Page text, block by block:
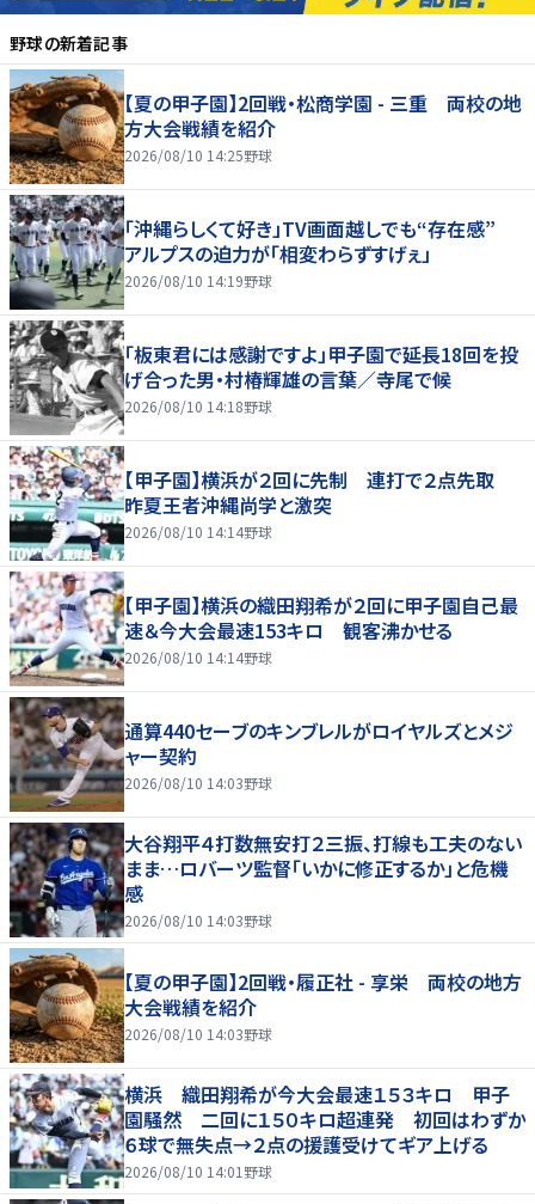
野球の新着記事
【夏の甲子園】2回戦・松商学園 - 三重 両校の地
方大会戦績を紹介
2026/08/10 14:25野球
「沖縄らしくて好き」TV画面越しでも“存在感”
アルプスの迫力が「相変わらずすげぇ」
2026/08/10 14:19野球
「板東君には感謝ですよ」甲子園で延長18回を投
げ合った男・村椿輝雄の言葉／寺尾で候
2026/08/10 14:18野球
【甲子園】横浜が２回に先制 連打で２点先取
昨夏王者沖縄尚学と激突
2026/08/10 14:14野球
【甲子園】横浜の織田翔希が２回に甲子園自己最
速＆今大会最速153キロ 観客沸かせる
2026/08/10 14:14野球
通算440セーブのキンブレルがロイヤルズとメジ
ャー契約
2026/08/10 14:03野球
大谷翔平４打数無安打２三振、打線も工夫のない
まま…ロバーツ監督「いかに修正するか」と危機
感
2026/08/10 14:03野球
【夏の甲子園】2回戦・履正社 - 享栄 両校の地方
大会戦績を紹介
2026/08/10 14:03野球
横浜 織田翔希が今大会最速１５３キロ 甲子
園騒然 二回に１５０キロ超連発 初回はわずか
６球で無失点→２点の援護受けてギア上げる
2026/08/10 14:01 野球